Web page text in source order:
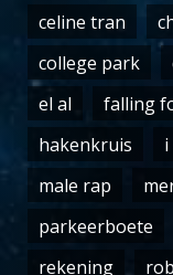
celine tran
college park
el al
falling
hakenkruis
i
male rap
parkeerboete
rekening